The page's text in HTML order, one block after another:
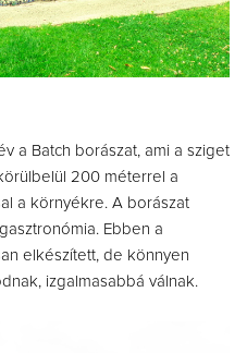
a Batch borászat, ami a sziget
200 méterrel a
a környékre. A borászat
Ebben a
elkészített, de könnyen
izgalmasabbá válnak.